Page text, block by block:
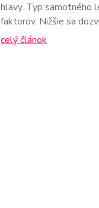
hlavy. Typ samotného
faktorov. Nižšie sa
celý článok